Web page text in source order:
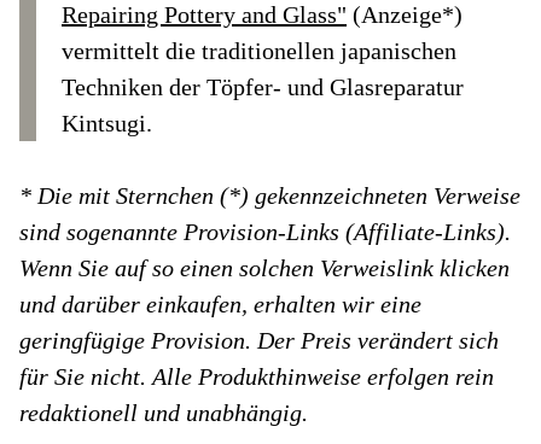
Repairing Pottery and Glass" (Anzeige*)
vermittelt die traditionellen japanischen
Techniken der Töpfer- und Glasreparatur
Kintsugi.
* Die mit Sternchen (*) gekennzeichneten Verweise
sind sogenannte Provision-Links (Affiliate-Links).
Wenn Sie auf so einen solchen Verweislink klicken
und darüber einkaufen, erhalten wir eine
geringfügige Provision. Der Preis verändert sich
für Sie nicht. Alle Produkthinweise erfolgen rein
redaktionell und unabhängig.